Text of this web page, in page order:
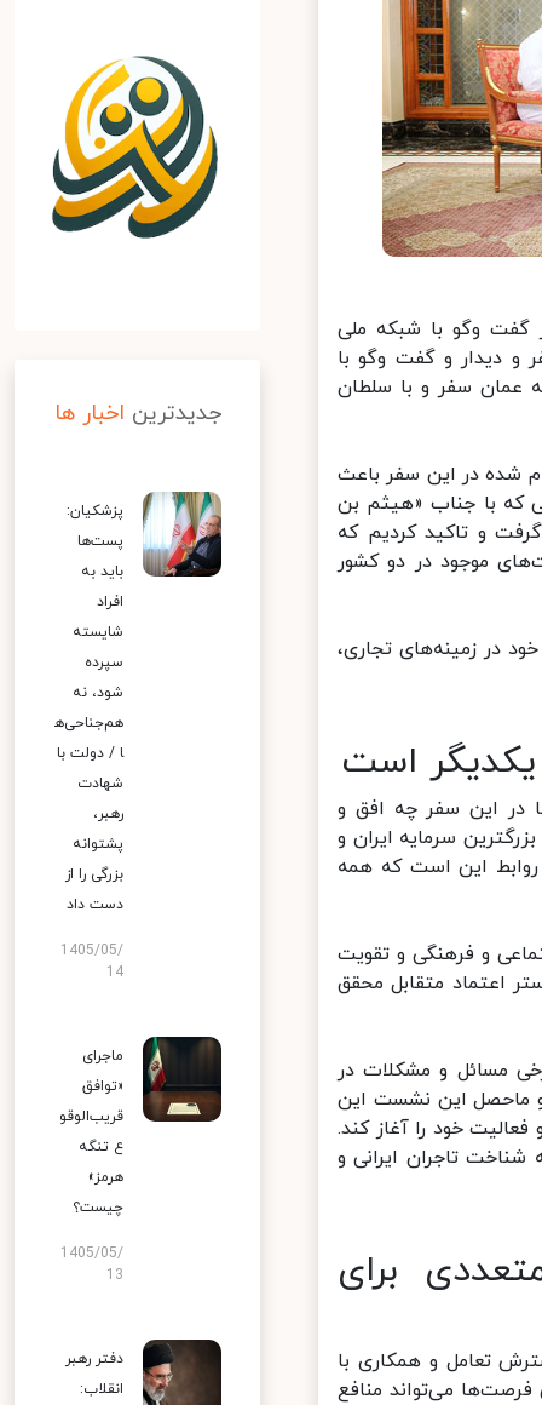
گفت وگو با شبکه ملی
دیدار و گفت وگو با
عمان سفر و با سلطان
شده در این سفر باعث
که با جناب «هیثم بن
و تاکید کردیم که
موجود در دو کشور
در زمینه‌های تجاری،
یکدیگر است
این سفر چه افق و
سرمایه ایران و
این است که همه
و فرهنگی و تقویت
اعتماد متقابل محقق
مسائل و مشکلات در
این نشست این
خود را آغاز کند.
تاجران ایرانی و
برای
تعامل و همکاری با
می‌تواند منافع
جدیدترین اخبار ها
پزشکیان:
پست‌ها
باید به
افراد
شایسته
سپرده
شود، نه
هم‌جناحی‌ه
ا / دولت با
شهادت
رهبر،
پشتوانه
بزرگی را از
دست داد
1405/05/
14
ماجرای
«توافق
قریب‌الوقو
ع تنگه
هرمز»
چیست؟
1405/05/
13
دفتر رهبر
انقلاب: